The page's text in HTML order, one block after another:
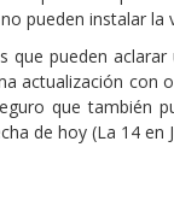
pueden instalar
que pueden
actualización con
que también
de hoy (La 14 en